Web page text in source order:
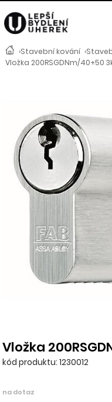
›Stavební kování ›
Vložka 200RSGDNm/40+50
Vložka
kód produktu: 1230012
na dotaz